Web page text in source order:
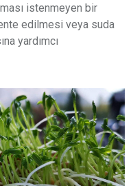
istenmeyen bir
edilmesi veya suda
yardımcı